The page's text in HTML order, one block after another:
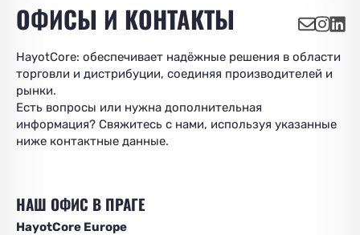
ОФИСЫ И КОНТАКТЫ
HayotCore: обеспечивает надёжные решения в области
торговли и дистрибуции, соединяя производителей и
рынки.
Есть вопросы или нужна дополнительная
информация? Свяжитесь с нами, используя указанные
ниже контактные данные.
НАШ ОФИС В ПРАГЕ
HayotCore Europe